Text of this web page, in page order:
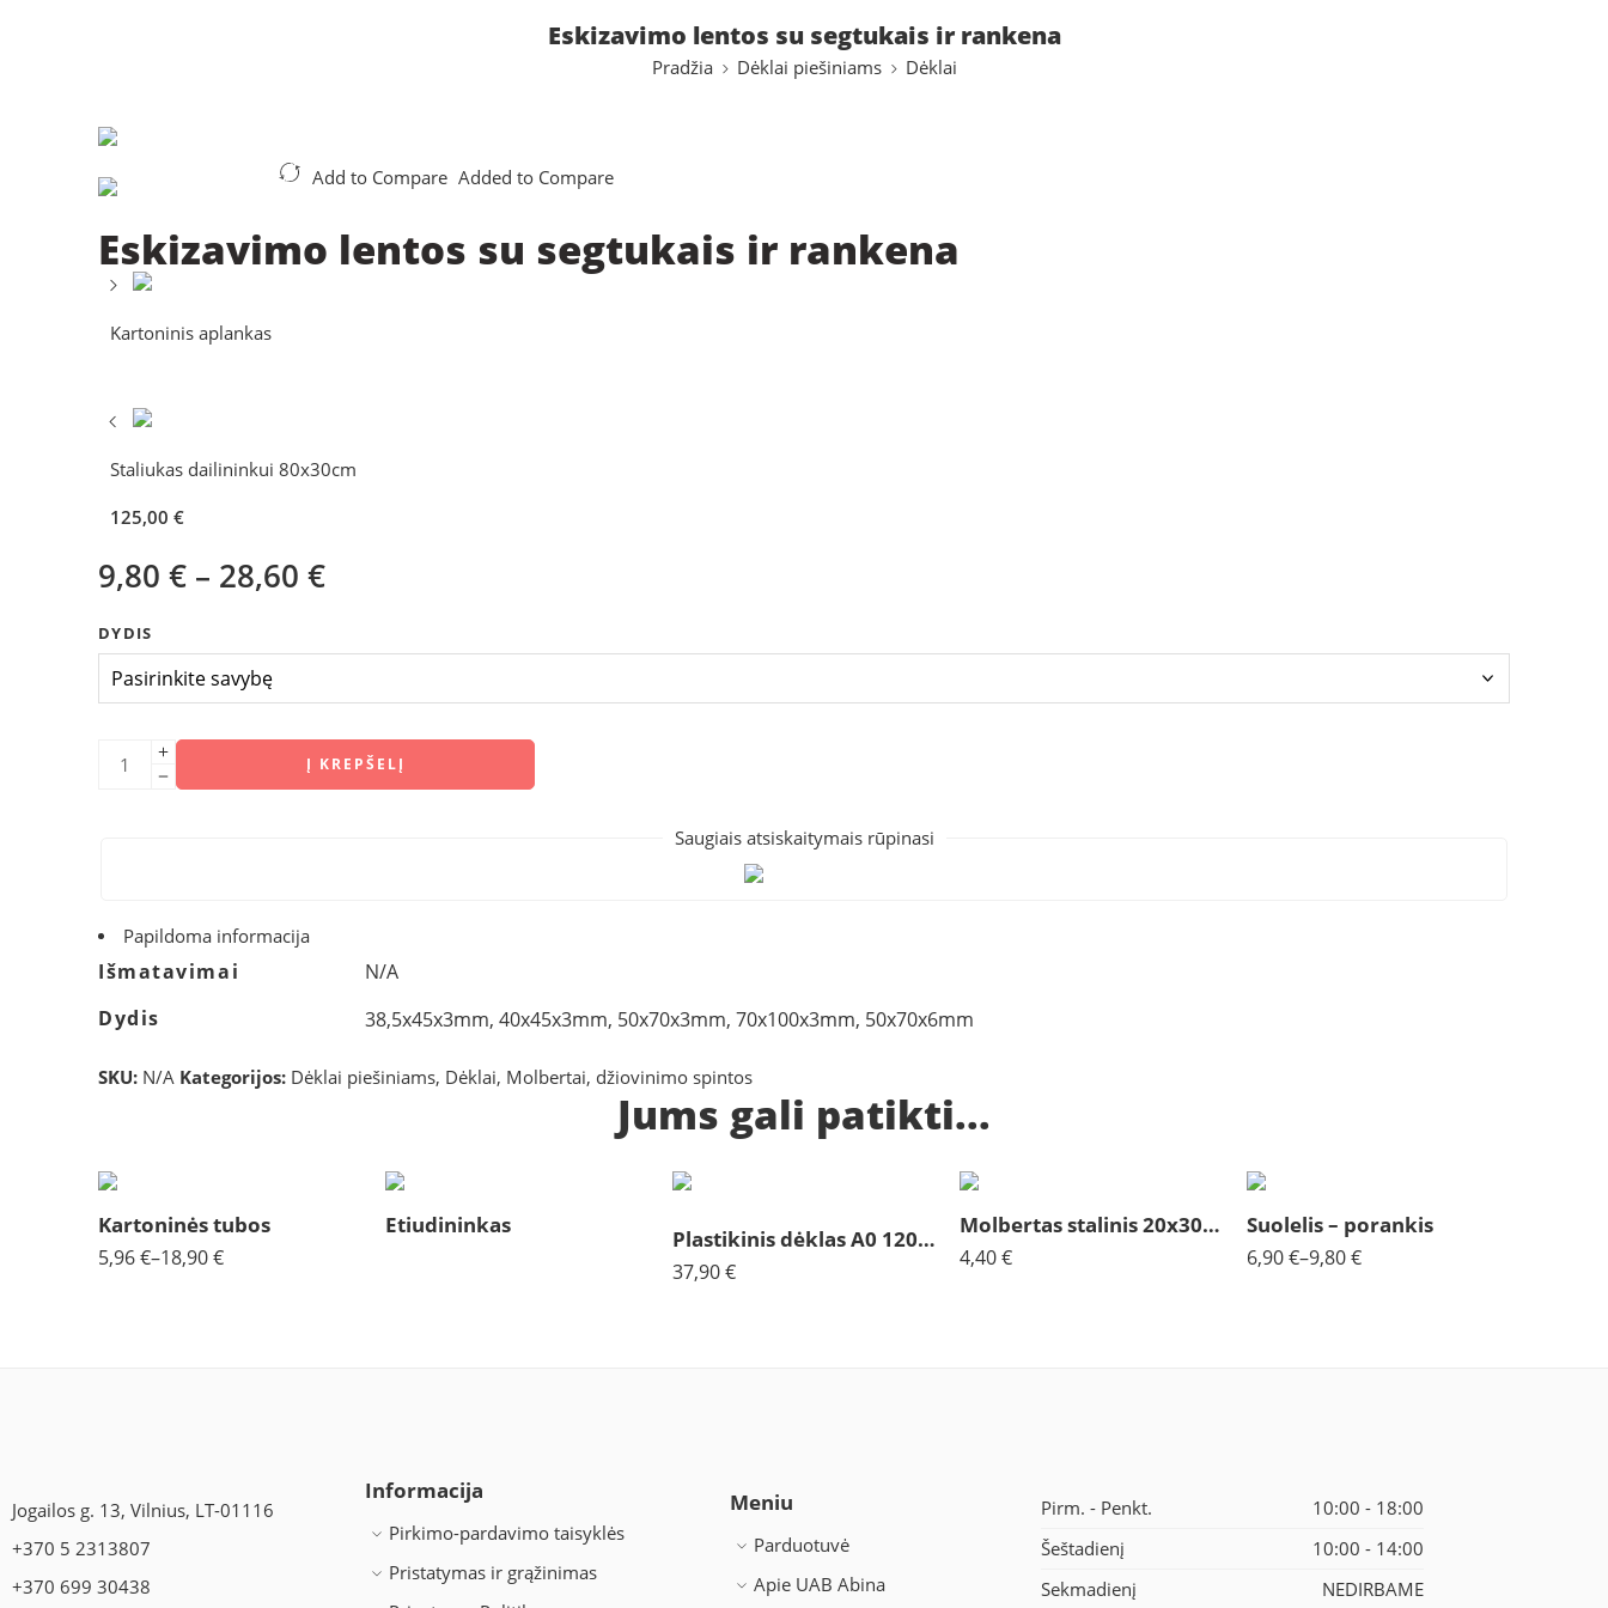
Eskizavimo lentos su segtukais ir rankena
Pradžia Dėklai piešiniams Dėklai
Add to Compare Added to Compare
Eskizavimo lentos su segtukais ir rankena
Kartoninis aplankas
Staliukas dailininkui 80x30cm
125,00 €
9,80 € – 28,60 €
DYDIS
Į KREPŠELĮ
Saugiais atsiskaitymais rūpinasi
Papildoma informacija
Išmatavimai
N/A
Dydis
38,5x45x3mm, 40x45x3mm, 50x70x3mm, 70x100x3mm, 50x70x6mm
SKU: N/A Kategorijos: Dėklai piešiniams, Dėklai, Molbertai, džiovinimo spintos
Jums gali patikti...
Kartoninės tubos
5,96€–18,90€
10x75
15x130
15x155
Etiudininkas
Plastikinis dėklas A0 120x84x4
37,90€
Molbertas stalinis 20x30cm
4,40€
Suolelis – porankis
6,90€–9,80€
Jogailos g. 13, Vilnius, LT-01116
+370 5 2313807
+370 699 30438
Informacija
Pirkimo-pardavimo taisyklės
Pristatymas ir grąžinimas
Meniu
Parduotuvė
Apie UAB Abina
Pirm. - Penkt.
10:00 - 18:00
Šeštadienį
10:00 - 14:00
Sekmadienį
NEDIRBAME